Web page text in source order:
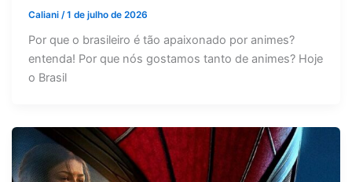
Caliani /1 de julho de 2026
Por que o brasileiro é tão apaixonado por animes?
entenda! Por que nós gostamos tanto de animes? Hoje
o Brasil